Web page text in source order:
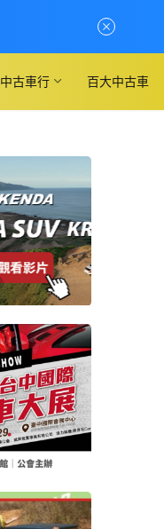
古車行 百大中古車